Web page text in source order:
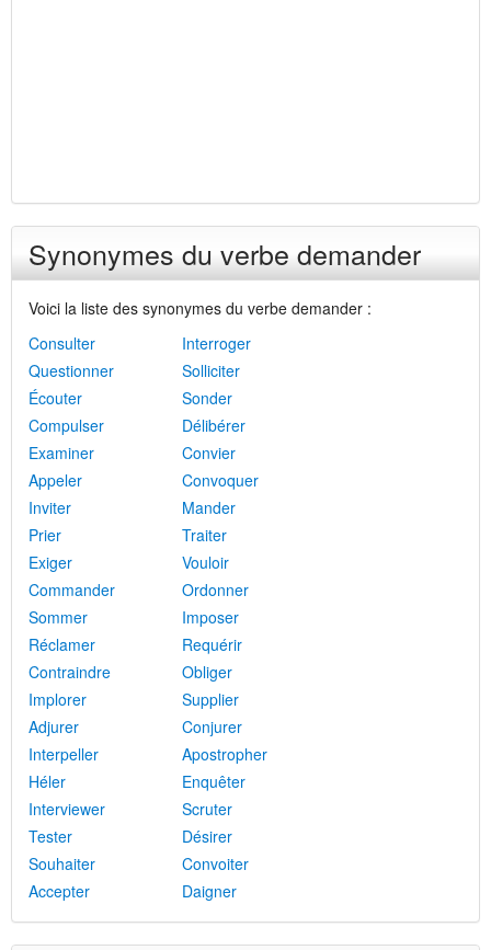
Synonymes du verbe demander
Voici la liste des synonymes du verbe demander :
Consulter
Interroger
Questionner
Solliciter
Écouter
Sonder
Compulser
Délibérer
Examiner
Convier
Appeler
Convoquer
Inviter
Mander
Prier
Traiter
Exiger
Vouloir
Commander
Ordonner
Sommer
Imposer
Réclamer
Requérir
Contraindre
Obliger
Implorer
Supplier
Adjurer
Conjurer
Interpeller
Apostropher
Héler
Enquêter
Interviewer
Scruter
Tester
Désirer
Souhaiter
Convoiter
Accepter
Daigner